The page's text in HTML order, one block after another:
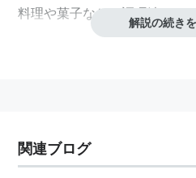
料理や菓子などの調理法。
解説の続き
関連ブログ